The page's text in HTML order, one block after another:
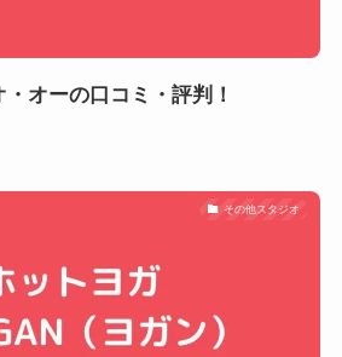
オーの口コミ・評判！
その他スタジオ